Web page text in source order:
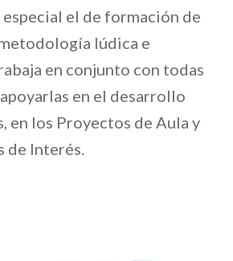
el de formación de
lúdica e
en conjunto con todas
en el desarrollo
en los Proyectos de Aula y
de Interés.